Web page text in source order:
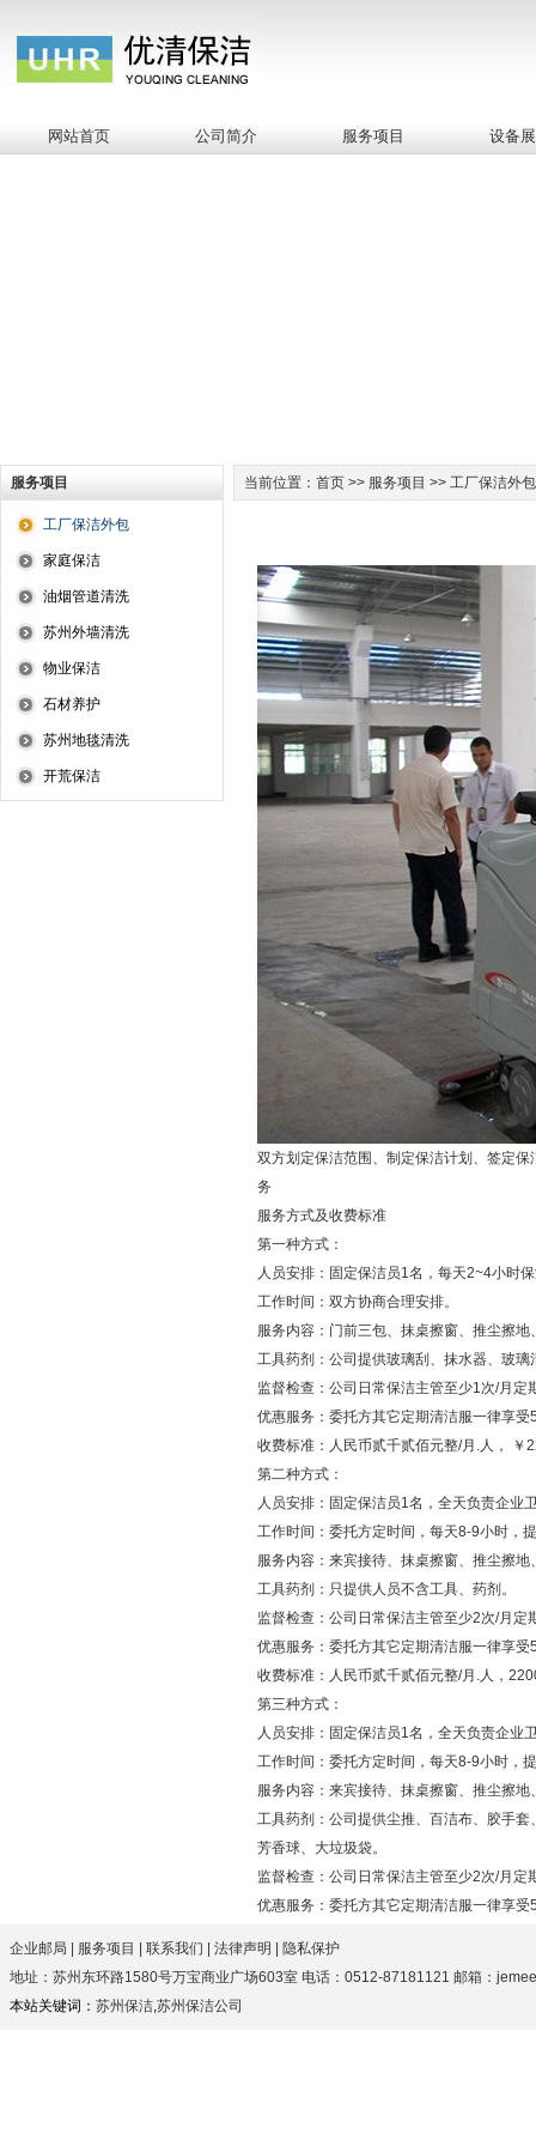
网站首页 公司简介 服务项目 设备
服务项目
工厂保洁外包
家庭保洁
油烟管道清洗
苏州外墙清洗
物业保洁
石材养护
苏州地毯清洗
开荒保洁
当前位置：首页 >> 服务项目 >> 工厂保洁外
双方划定保洁范围、制定保洁计划、签定
务
服务方式及收费标准
第一种方式：
人员安排：固定保洁员1名，每天2~4小时
工作时间：双方协商合理安排。
服务内容：门前三包、抹桌擦窗、推尘擦
工具药剂：公司提供玻璃刮、抹水器、玻
监督检查：公司日常保洁主管至少1次/月
优惠服务：委托方其它定期清洁服一律享
收费标准：人民币贰千贰佰元整/月.人， ￥
第二种方式：
人员安排：固定保洁员1名，全天负责企业
工作时间：委托方定时间，每天8-9小时，
服务内容：来宾接待、抹桌擦窗、推
工具药剂：只提供人员不含工具、药剂。
监督检查：公司日常保洁主管至少2次/月
优惠服务：委托方其它定期清洁服一律享
收费标准：人民币贰千贰佰元整/月.人，
第三种方式：
人员安排：固定保洁员1名，全天负责企业
工作时间：委托方定时间，每天8-9小时，
服务内容：来宾接待、抹桌擦窗、推
工具药剂：公司提供尘推、百洁布、胶手
芳香球、大垃圾袋。
监督检查：公司日常保洁主管至少2次/月
优惠服务：委托方其它定期清洁服一律享
企业邮局 服务项目 联系我们 法律声明
隐私保护
地址：苏州东环路1580号万宝商业广场603室 电话：0512-87181121 邮箱：
本站关键词： 苏州保洁,苏州保洁公司